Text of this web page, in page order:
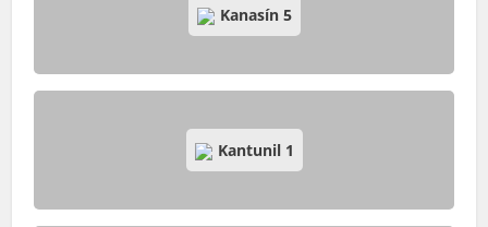
Kanasín 5
Kantunil 1